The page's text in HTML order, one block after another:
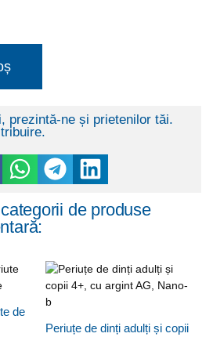
prezintă-ne și prietenilor tăi.
de produse
de
Periuțe de dinți adulți și copii